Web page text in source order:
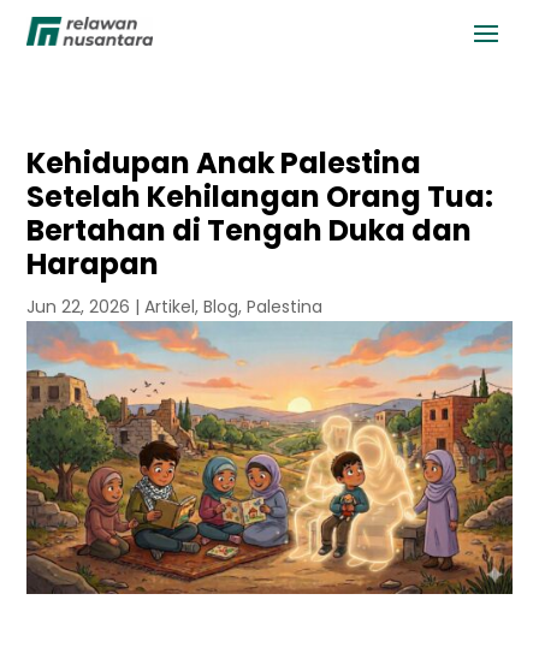
Kehidupan Anak Palestina
Setelah Kehilangan Orang Tua:
Bertahan di Tengah Duka dan
Harapan
Jun 22, 2026 |Artikel,Blog,Palestina